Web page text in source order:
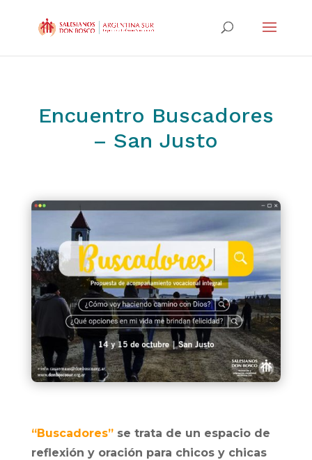
Encuentro Buscadores
– San Justo
“Buscadores”se trata de un espacio de
reflexión y oración para chicos y chicas